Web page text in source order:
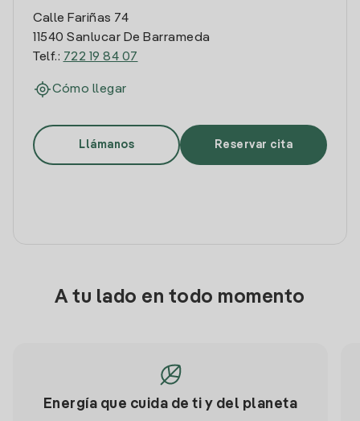
Calle Fariñas 74
11540 Sanlucar De Barrameda
Telf.: 722 19 84 07
Cómo llegar
Llámanos Reservar cita
A tu lado en todo momento
Energía que cuida de ti y del planeta